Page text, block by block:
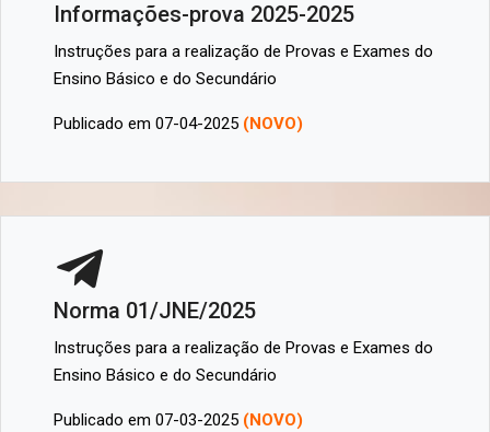
Informações-prova 2025-2025
Instruções para a realização de Provas e Exames do
Ensino Básico e do Secundário
Publicado em 07-04-2025 (NOVO)
Norma 01/JNE/2025
Instruções para a realização de Provas e Exames do
Ensino Básico e do Secundário
Publicado em 07-03-2025 (NOVO)